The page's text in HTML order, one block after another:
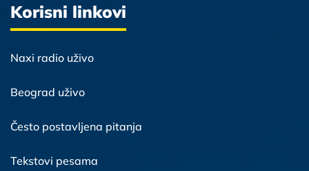
Korisni linkovi
Naxi radio uživo
Beograd uživo
Često postavljena pitanja
Tekstovi pesama